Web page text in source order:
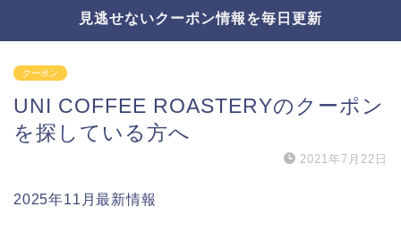
見逃せないクーポン情報を毎日更新
クーポン
UNI COFFEE ROASTERYのクーポン
を探している方へ
2021年7月22日
2025年11月最新情報